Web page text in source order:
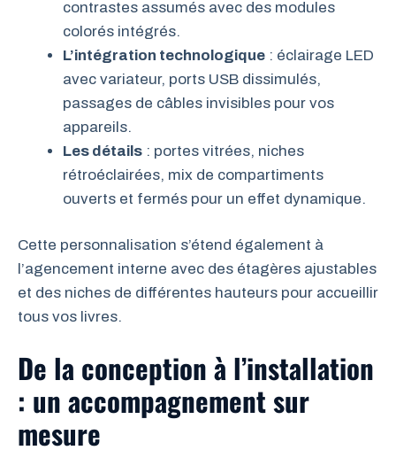
contrastes assumés avec des modules
colorés intégrés.
L’intégration technologique : éclairage LED
avec variateur, ports USB dissimulés,
passages de câbles invisibles pour vos
appareils.
Les détails : portes vitrées, niches
rétroéclairées, mix de compartiments
ouverts et fermés pour un effet dynamique.
Cette personnalisation s’étend également à
l’agencement interne avec des étagères ajustables
et des niches de différentes hauteurs pour accueillir
tous vos livres.
De la conception à l’installation
: un accompagnement sur
mesure